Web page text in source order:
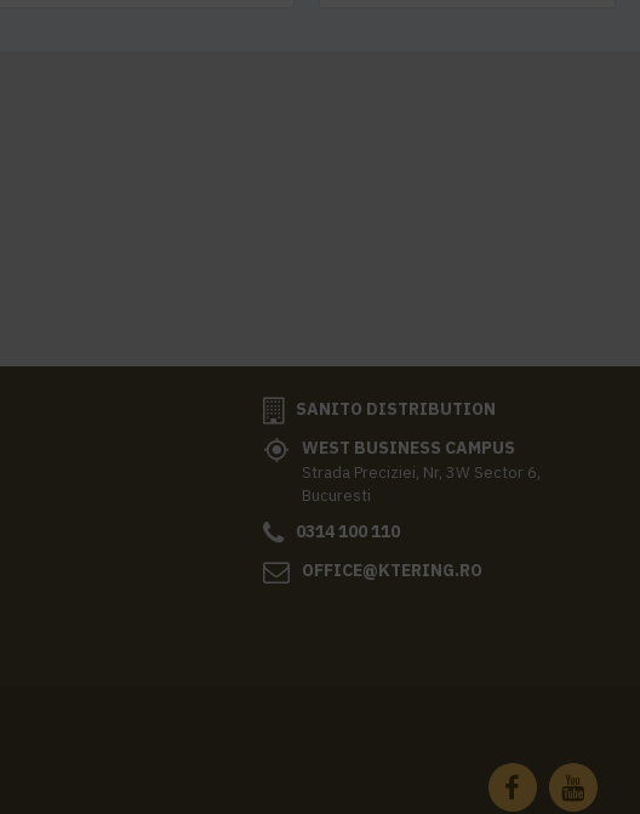
SANITO DISTRIBUTION
WEST BUSINESS CAMPUS
Strada Preciziei, Nr, 3W Sector 6,
Bucuresti
0314 100 110
OFFICE@KTERING.RO